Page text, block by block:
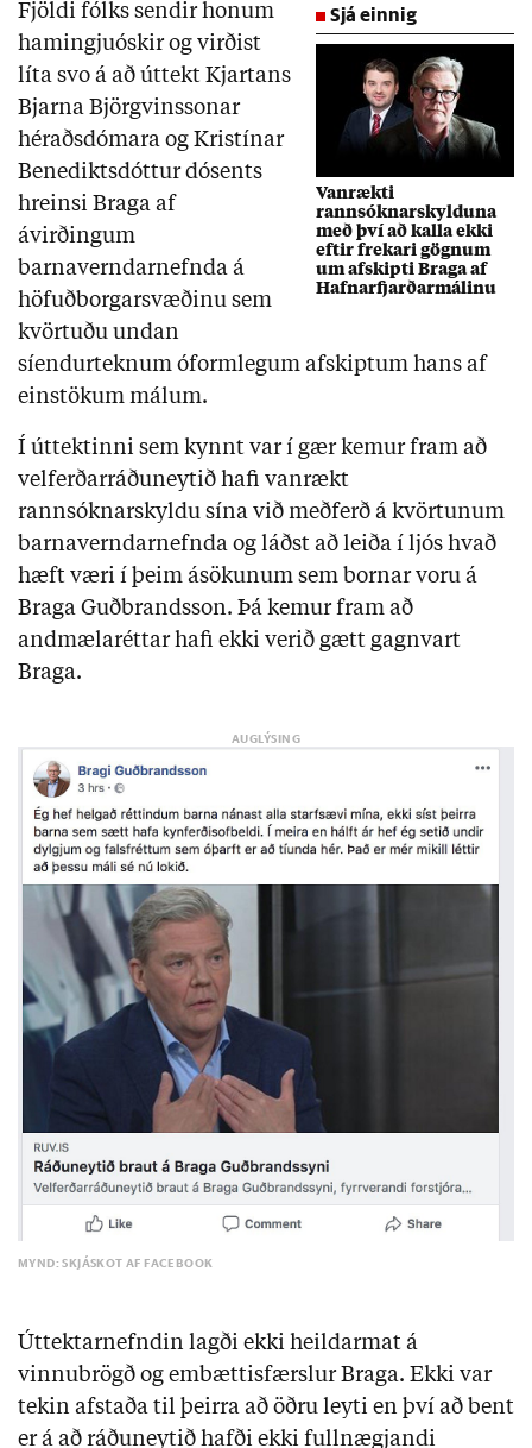
Sjá einnig
Vanrækti
rannsóknarskylduna
með því að kalla ekki
eftir frekari gögnum
um afskipti Braga af
Hafnarfjarðarmálinu
Fjöldi fólks sendir honum
hamingjuóskir og virðist
líta svo á að úttekt Kjartans
Bjarna Björgvinssonar
héraðsdómara og Kristínar
Benediktsdóttur dósents
hreinsi Braga af
ávirðingum
barnaverndarnefnda á
höfuðborgarsvæðinu sem
kvörtuðu undan
síendurteknum óformlegum afskiptum hans af
einstökum málum.
Í úttektinni sem kynnt var í gær kemur fram að
velferðarráðuneytið hafi vanrækt
rannsóknarskyldu sína við meðferð á kvörtunum
barnaverndarnefnda og láðst að leiða í ljós hvað
hæft væri í þeim ásökunum sem bornar voru á
Braga Guðbrandsson. Þá kemur fram að
andmælaréttar hafi ekki verið gætt gagnvart
Braga.
MYND: SKJÁSKOT AF FACEBOOK
Úttektarnefndin lagði ekki heildarmat á
vinnubrögð og embættisfærslur Braga. Ekki var
tekin afstaða til þeirra að öðru leyti en því að bent
er á að ráðuneytið hafði ekki fullnægjandi